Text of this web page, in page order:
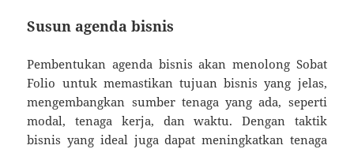
Susun agenda bisnis
Pembentukan agenda bisnis akan menolong Sobat
Folio untuk memastikan tujuan bisnis yang jelas,
mengembangkan sumber tenaga yang ada, seperti
modal, tenaga kerja, dan waktu. Dengan taktik
bisnis yang ideal juga dapat meningkatkan tenaga